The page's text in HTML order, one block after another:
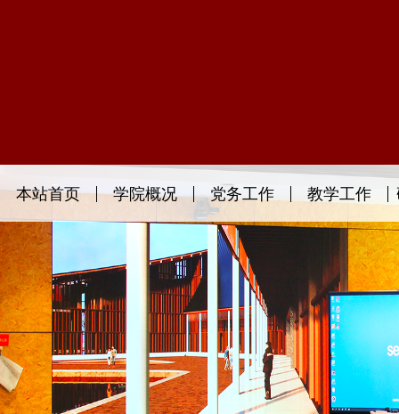
本站首页 学院概况 党务工作 教学工作